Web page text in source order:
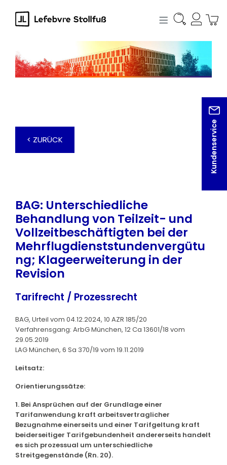
springen
Kundenservice
< ZURÜCK
BAG: Unterschiedliche
Behandlung von Teilzeit- und
Vollzeitbeschäftigten bei der
Mehrflugdienststundenvergütu
ng; Klageerweiterung in der
Revision
Tarifrecht / Prozessrecht
BAG, Urteil vom 04.12.2024, 10 AZR 185/20
Verfahrensgang: ArbG München, 12 Ca 13601/18 vom
29.05.2019
LAG München, 6 Sa 370/19 vom 19.11.2019
Leitsatz:
Orientierungssätze:
1. Bei Ansprüchen auf der Grundlage einer
Tarifanwendung kraft arbeitsvertraglicher
Bezugnahme einerseits und einer Tarifgeltung kraft
beiderseitiger Tarifgebundenheit andererseits handelt
es sich prozessual um unterschiedliche
Streitgegenstände (Rn. 20).